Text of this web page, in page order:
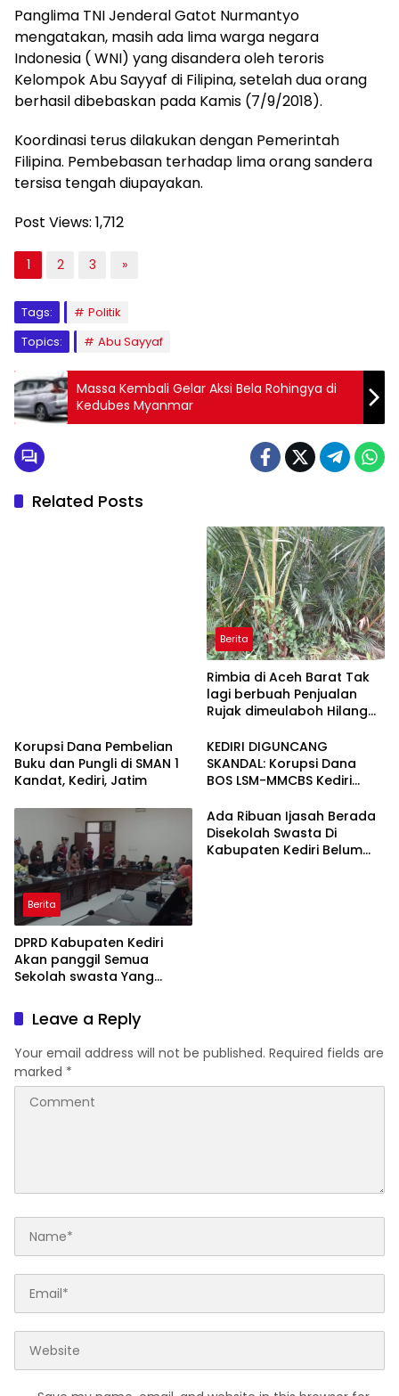
Panglima TNI Jenderal Gatot Nurmantyo
mengatakan, masih ada lima warga negara
Indonesia ( WNI) yang disandera oleh teroris
Kelompok Abu Sayyaf di Filipina, setelah dua orang
berhasil dibebaskan pada Kamis (7/9/2018).
Koordinasi terus dilakukan dengan Pemerintah
Filipina. Pembebasan terhadap lima orang sandera
tersisa tengah diupayakan.
Post Views: 1,712
1 2 3 »
Tags:
Politik
Topics:
Abu Sayyaf
Massa Kembali Gelar Aksi Bela Rohingya di
Kedubes Myanmar
Related Posts
Berita
Rimbia di Aceh Barat Tak
lagi berbuah Penjualan
Rujak dimeulaboh Hilang
Korupsi Dana Pembelian
Buku dan Pungli di SMAN 1
Kandat, Kediri, Jatim
KEDIRI DIGUNCANG
SKANDAL: Korupsi Dana
BOS LSM-MMCBS Kediri
Dinas Pendidikan
Kabupaten Kediri Menuntut
Kepala Dinas Pendidikan di
Berita
DPRD Kabupaten Kediri
Akan panggil Semua
Sekolah swasta Yang
Ada Ribuan Ijasah Berada
Disekolah Swasta Di
Kabupaten Kediri Belum
Leave a Reply
Your email address will not be published. Required fields are
marked *